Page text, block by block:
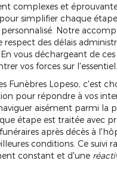
complexes et
simplifier chaque
personnalisé. Notre
respect des délais
vous déchargeant de
vos forces sur l'essentiel.
Funèbres Lopeso, c'est
pour répondre à vos
aisément parmi la
étape est traitée avec
après décès à
conditions. Ce suivi
constant et d'une